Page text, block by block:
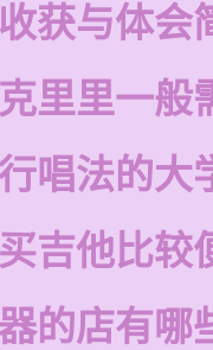
获与体会
里里一般
唱法的大
吉他比较
的店有哪